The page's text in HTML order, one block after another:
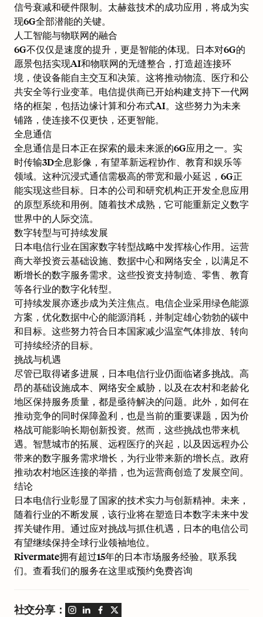
信号衰减和硬件限制。太赫兹技术的成功应用，将成为实
现6G全部潜能的关键。
人工智能与物联网的融合
6G不仅仅是速度的提升，更是智能的体现。日本对6G的
愿景包括实现AI和物联网的无缝整合，打造超连接环
境，使设备能自主交互和决策。这将推动物流、医疗和公
共安全等行业变革。电信提供商已开始构建支持下一代网
络的框架，包括边缘计算和分布式AI。这些努力为未来
铺路，使连接不仅更快，还更智能。
全息通信
全息通信是日本正在探索的最未来派的6G应用之一。实
时传输3D全息影像，有望革新远程协作、教育和娱乐等
领域。这种沉浸式通信需极高的带宽和最小延迟，6G正
能实现这些目标。日本的公司和研究机构正开发全息应用
的原型系统和用例。随着技术成熟，它可能重新定义数字
世界中的人际交流。
数字转型与可持续发展
日本电信行业在国家数字转型战略中发挥核心作用。运营
商大举投资云基础设施、数据中心和网络安全，以满足不
断增长的数字服务需求。这些投资支持制造、零售、教育
等各行业的数字化转型。
可持续发展亦逐步成为关注焦点。电信企业采用绿色能源
方案，优化数据中心的能源消耗，并制定雄心勃勃的碳中
和目标。这些努力符合日本国家减少温室气体排放、转向
可持续经济的目标。
挑战与机遇
尽管已取得诸多进展，日本电信行业仍面临诸多挑战。高
昂的基础设施成本、网络安全威胁，以及在农村和老龄化
地区保持服务质量，都是亟待解决的问题。此外，如何在
推动竞争的同时保障盈利，也是当前的重要课题，因为价
格战可能影响长期创新投资。然而，这些挑战也带来机
遇。智慧城市的拓展、远程医疗的兴起，以及因远程办公
带来的数字服务需求增长，为行业带来新的增长点。政府
推动农村地区连接的举措，也为运营商创造了发展空间。
结论
日本电信行业彰显了国家的技术实力与创新精神。未来，
随着行业的不断发展，该行业将在塑造日本数字未来中发
挥关键作用。通过应对挑战与抓住机遇，日本的电信公司
有望继续保持全球行业领袖地位。
Rivermate拥有超过15年的日本市场服务经验。联系我
们。查看我们的服务在这里或预约免费咨询
社交分享：